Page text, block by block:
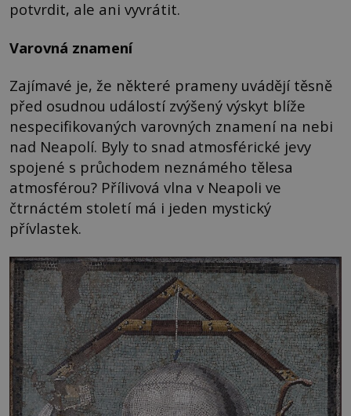
potvrdit, ale ani vyvrátit.
Varovná znamení
Zajímavé je, že některé prameny uvádějí těsně
před osudnou událostí zvýšený výskyt blíže
nespecifikovaných varovných znamení na nebi
nad Neapolí. Byly to snad atmosférické jevy
spojené s průchodem neznámého tělesa
atmosférou? Přílivová vlna v Neapoli ve
čtrnáctém století má i jeden mystický
přívlastek.